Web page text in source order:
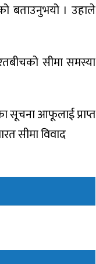
बताउनुभयो । उहाले
सीमा समस्या
सूचना आफूलाई प्राप्त
सीमा विवाद